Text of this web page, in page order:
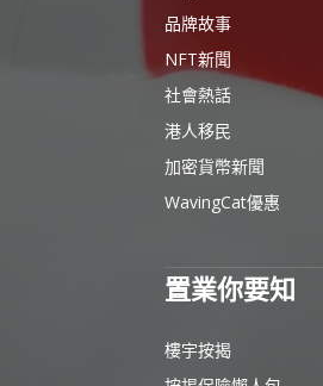
品牌故事
NFT新聞
社會熱話
港人移民
加密貨幣新聞
WavingCat優惠
置業你要知
樓宇按揭